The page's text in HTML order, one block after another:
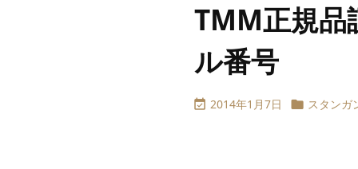
TMM正規品
ル番号
 2014年1月7日  スタンガ